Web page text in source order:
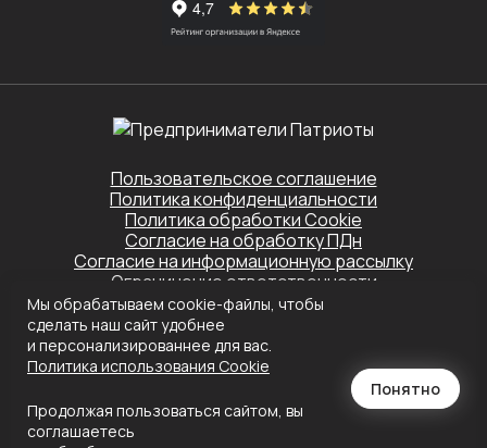
Пользовательское соглашение
Политика конфиденциальности
Политика обработки Cookie
Согласие на обработку ПДн
Согласие на информационную рассылку
Ограничение ответственности
Этот сайт защищён Yandex SmartCaptcha.
ПрименяютсяПолитика конфиденциальности
Создание сайта
Мы обрабатываем cookie-файлы, чтобы
сделать наш сайт удобнее
и персонализированнее для вас.
Политика использования Сookie
Продолжая пользоваться сайтом, вы
соглашаетесь
Понятно